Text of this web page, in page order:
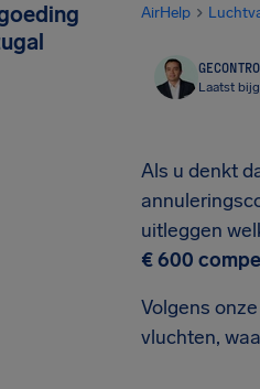
AirHelp
Laatst
Als u denkt
uitleggen
€ 600
Volgens
vluchten,